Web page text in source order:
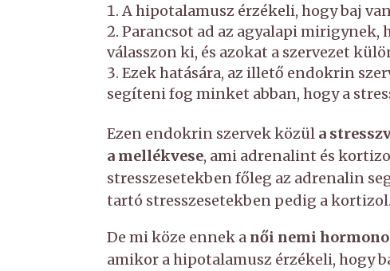
A hipotalamusz érzékeli, hogy baj
Parancsot ad az agyalapi
válasszon ki, és azokat a szervezet
Ezek hatására, az illető endokrin
segíteni fog minket abban, hogy a
Ezen endokrin szervek közül a
a mellékvese, ami adrenalint és
stresszesetekben főleg az adrenalin
tartó stresszesetekben pedig a kortizol.
De mi köze ennek a női nemi
amikor a hipotalamusz érzékeli, hogy